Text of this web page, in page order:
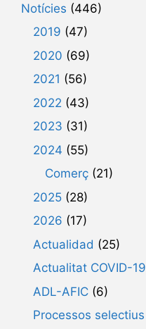
Notícies (446)
2019 (47)
2020 (69)
2021 (56)
2022 (43)
2023 (31)
2024 (55)
Comerç (21)
2025 (28)
2026 (17)
Actualidad (25)
Actualitat COVID-19
ADL-AFIC (6)
Processos selectius